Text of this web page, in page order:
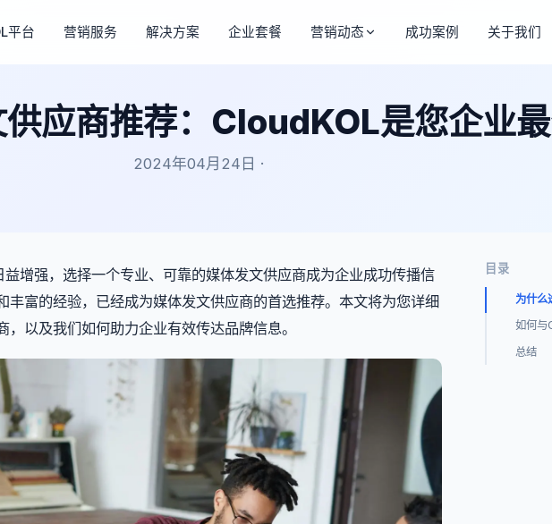
平台 营销服务 解决方案 企业套餐 营销动态 成功案例 关于我们
应商推荐：CloudKOL是您企业
2024年04月24日 ·
增强，选择一个专业、可靠的媒体发文供应商成为企业成功传播信
富的经验，已经成为媒体发文供应商的首选推荐。本文将为您详细
以及我们如何助力企业有效传达品牌信息。
目录
为什么
如何与
总结